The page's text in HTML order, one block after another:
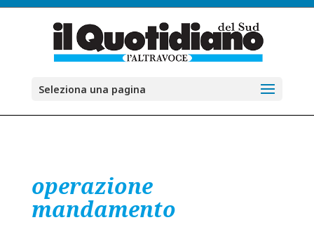
Seleziona una pagina
operazione
mandamento